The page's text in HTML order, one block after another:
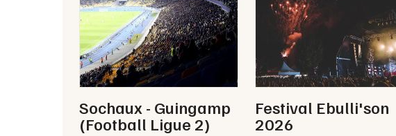
Sochaux - Guingamp
(Football Ligue 2)
Festival Ebulli'son
2026